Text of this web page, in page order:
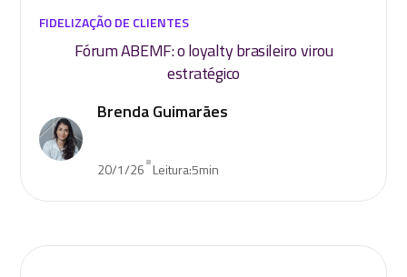
FIDELIZAÇÃO DE CLIENTES
Fórum ABEMF: o loyalty brasileiro virou
estratégico
Brenda Guimarães
20/1/26•Leitura:5min